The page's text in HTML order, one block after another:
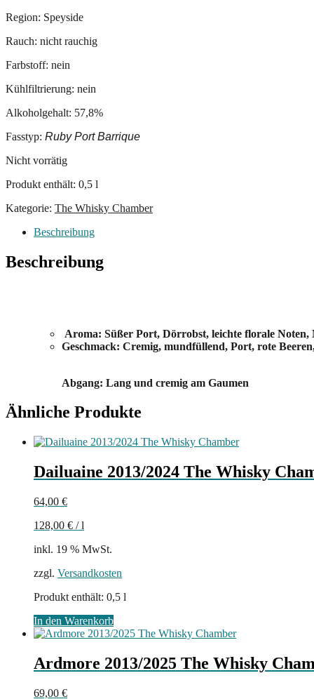
Region: Speyside
Rauch: nicht rauchig
Farbstoff: nein
Kühlfiltrierung: nein
Alkoholgehalt: 57,8%
Fasstyp: Ruby Port Barrique
Nicht vorrätig
Produkt enthält: 0,5 l
Kategorie: The Whisky Chamber
Beschreibung
Beschreibung
Aroma: Süßer Port, Dörrobst, leichte florale Noten,
Geschmack: Cremig, mundfüllend, Port, rote
Abgang: Lang und cremig am Gaumen
Ähnliche Produkte
Dailuaine 2013/2024 The Whisky
64,00 €
128,00 € /l
inkl. 19 % MwSt.
zzgl. Versandkosten
Produkt enthält: 0,5 l
In den Warenkorb
Ardmore 2013/2025 The Whisky
69,00 €